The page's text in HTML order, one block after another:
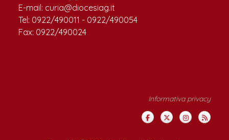
E-mail: curia@diocesiag.it
Tel: 0922/490011 - 0922/490054
Fax: 0922/490024
Informativa privacy